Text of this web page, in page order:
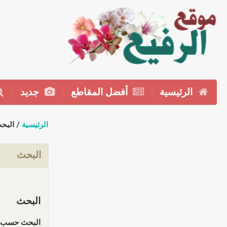
الرئيسية أفضل المقاطع جديد
الرئيسية /
البحث
البحث
البحث حسب